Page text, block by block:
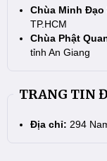
Chùa Minh
TP.HCM
Chùa Phật
tỉnh An Giang
TRANG TIN
Địa chỉ: 294